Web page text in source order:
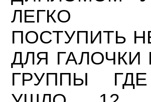
ЛЕГКО
ПОСТУПИТЬ
ДЛЯ ГАЛОЧКИ
ГРУППЫ